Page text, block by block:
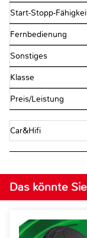
Start-Stopp-
Fernbedienung
Sonstiges
Klasse
Preis/Leistung
Car&Hifi
Das könnte